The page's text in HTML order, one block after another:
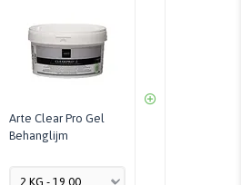
Arte Clear Pro Gel
Behanglijm